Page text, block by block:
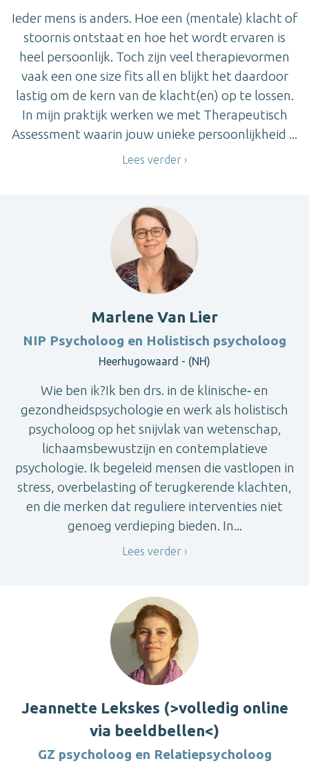
Ieder mens is anders. Hoe een (mentale) klacht of
stoornis ontstaat en hoe het wordt ervaren is
heel persoonlijk. Toch zijn veel therapievormen
vaak een one size fits all en blijkt het daardoor
lastig om de kern van de klacht(en) op te lossen.
In mijn praktijk werken we met Therapeutisch
Assessment waarin jouw unieke persoonlijkheid ...
Lees verder
Marlene Van Lier
NIP Psycholoog en Holistisch psycholoog
Heerhugowaard - (NH)
Wie ben ik?Ik ben drs. in de klinische‑ en
gezondheidspsychologie en werk als holistisch
psycholoog op het snijvlak van wetenschap,
lichaamsbewustzijn en contemplatieve
psychologie. Ik begeleid mensen die vastlopen in
stress, overbelasting of terugkerende klachten,
en die merken dat reguliere interventies niet
genoeg verdieping bieden. In...
Lees verder
Jeannette Lekskes (>volledig online
via beeldbellen<)
GZ psycholoog en Relatiepsycholoog